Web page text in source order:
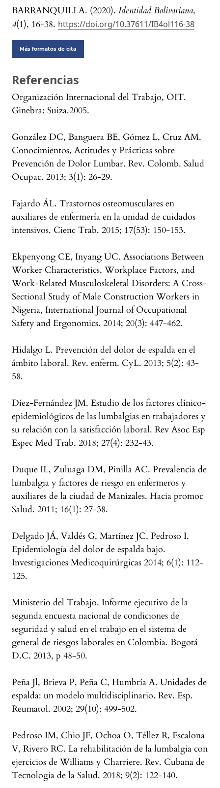
BARRANQUILLA. (2020). Identidad Bolivariana,
4(1), 16-38. https://doi.org/10.37611/IB4ol116-38
Más formatos de cita
Referencias
Organización Internacional del Trabajo, OIT.
Ginebra: Suiza.2005.
González DC, Banguera BE, Gómez L, Cruz AM.
Conocimientos, Actitudes y Prácticas sobre
Prevención de Dolor Lumbar. Rev. Colomb. Salud
Ocupac. 2013; 3(1): 26-29.
Fajardo ÁL. Trastornos osteomusculares en
auxiliares de enfermería en la unidad de cuidados
intensivos. Cienc Trab. 2015; 17(53): 150-153.
Ekpenyong CE, Inyang UC. Associations Between
Worker Characteristics, Workplace Factors, and
Work-Related Musculoskeletal Disorders: A Cross-
Sectional Study of Male Construction Workers in
Nigeria, International Journal of Occupational
Safety and Ergonomics. 2014; 20(3): 447-462.
Hidalgo L. Prevención del dolor de espalda en el
ámbito laboral. Rev. enferm. CyL. 2013; 5(2): 43-
58.
Díez-Fernández JM. Estudio de los factores clínico-
epidemiológicos de las lumbalgias en trabajadores y
su relación con la satisfacción laboral. Rev Asoc Esp
Espec Med Trab. 2018; 27(4): 232-43.
Duque IL, Zuluaga DM, Pinilla AC. Prevalencia de
lumbalgia y factores de riesgo en enfermeros y
auxiliares de la ciudad de Manizales. Hacia promoc
Salud. 2011; 16(1): 27-38.
Delgado JÁ, Valdés G, Martínez JC, Pedroso I.
Epidemiología del dolor de espalda bajo.
Investigaciones Medicoquirúrgicas 2014; 6(1): 112-
125.
Ministerio del Trabajo. Informe ejecutivo de la
segunda encuesta nacional de condiciones de
seguridad y salud en el trabajo en el sistema de
general de riesgos laborales en Colombia. Bogotá
D.C. 2013, p 48-50.
Peña Jl, Brieva P, Peña C, Humbría A. Unidades de
espalda: un modelo multidisciplinario. Rev. Esp.
Reumatol. 2002; 29(10): 499-502.
Pedroso IM, Chio JF, Ochoa O, Téllez R, Escalona
V, Rivero RC. La rehabilitación de la lumbalgia con
ejercicios de Williams y Charriere. Rev. Cubana de
Tecnología de la Salud. 2018; 9(2): 122-140.